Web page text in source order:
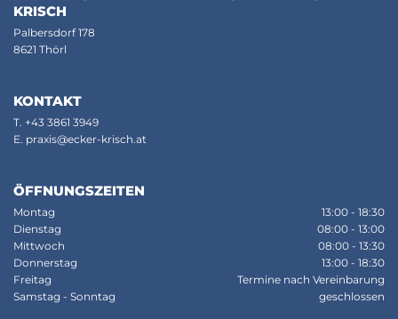
KRISCH
Palbersdorf 178
8621 Thörl
KONTAKT
T. +43 3861 3949
E. praxis@ecker-krisch.at
ÖFFNUNGSZEITEN
Montag
13:00 - 18:30
Dienstag
08:00 - 13:00
Mittwoch
08:00 - 13:30
Donnerstag
13:00 - 18:30
Freitag
Termine nach Vereinbarung
Samstag - Sonntag
geschlossen